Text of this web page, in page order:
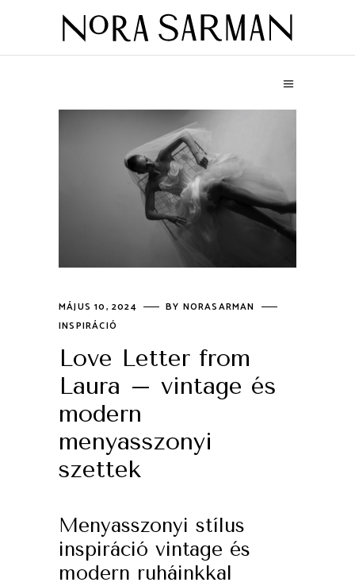
MÁJUS 10, 2024 BY NORASARMAN
INSPIRÁCIÓ
Love Letter from
Laura – vintage és
modern
menyasszonyi
szettek
Menyasszonyi stílus
inspiráció vintage és
modern ruháinkkal